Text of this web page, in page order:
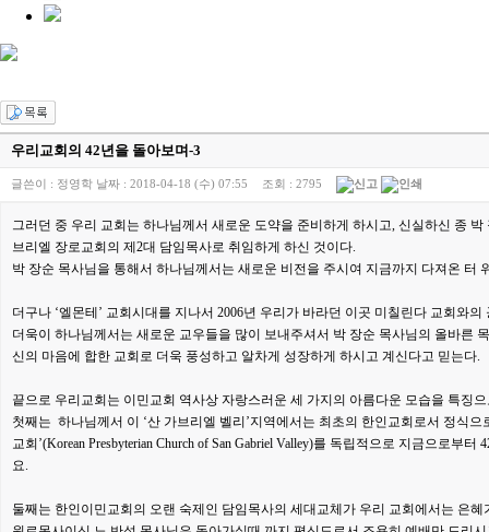
우리교회의 42년을 돌아보며-3
글쓴이 : 정영학 날짜 : 2018-04-18 (수) 07:55 조회 : 2795
그러던 중 우리 교회는 하나님께서 새로운 도약을 준비하게 하시고, 신실하신 종
브리엘 장로교회의 제2대 담임목사로 취임하게 하신 것이다.
박 장순 목사님을 통해서 하나님께서는 새로운 비전을 주시여 지금까지 다져온
더구나 ‘엘몬테’ 교회시대를 지나서 2006년 우리가 바라던 이곳 미칠린다 교회와
더욱이 하나님께서는 새로운 교우들을 많이 보내주셔서 박 장순 목사님의 올바른
신의 마음에 합한 교회로 더욱 풍성하고 알차게 성장하게 하시고 계신다고 믿는다.
끝으로 우리교회는 이민교회 역사상 자랑스러운 세 가지의 아름다운 모습을 특징
첫째는 하나님께서 이 ‘산 가브리엘 벨리’지역에서는 최초의 한인교회로서 정식으
교회’(Korean Presbyterian Church of San Gabriel Valley)를 독립적으로 지금으로
요.
둘째는 한인이민교회의 오랜 숙제인 담임목사의 세대교체가 우리 교회에서는 은